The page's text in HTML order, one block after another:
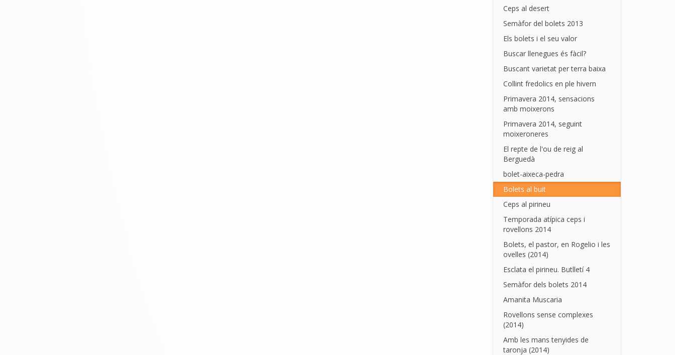
Ceps al desert
Semàfor del bolets 2013
Els bolets i el seu valor
Buscar llenegues és fàcil?
Buscant varietat per terra baixa
Collint fredolics en ple hivern
Primavera 2014, sensacions
amb moixerons
Primavera 2014, seguint
moixeroneres
El repte de l'ou de reig al
Berguedà
bolet-aixeca-pedra
Bolets al buit
Ceps al pirineu
Temporada atípica ceps i
rovellons 2014
Bolets, el pastor, en Rogelio i les
ovelles (2014)
Esclata el pirineu. Butlletí 4
Semàfor dels bolets 2014
Amanita Muscaria
Rovellons sense complexes
(2014)
Amb les mans tenyides de
taronja (2014)